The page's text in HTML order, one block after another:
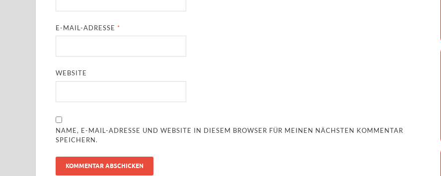
E-MAIL-ADRESSE *
WEBSITE
NAME, E-MAIL-ADRESSE UND WEBSITE IN DIESEM BROWSER FÜR MEINEN NÄCHSTEN KOMMENTAR
SPEICHERN.